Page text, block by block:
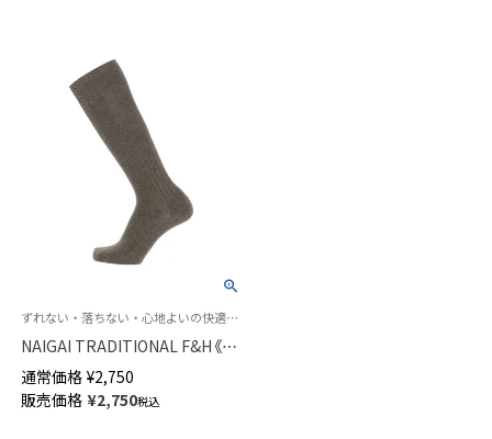
ずれない・落ちない・心地よいの快適トリプルニット
NAIGAI TRADITIONAL F&H《カ
シミヤ混》ロングホーズ 部位で
編み方を変えたトリプルニット
ハイソックス メンズ 無地 日本
通常価格 ¥2,750
販売価格 ¥2,750税込